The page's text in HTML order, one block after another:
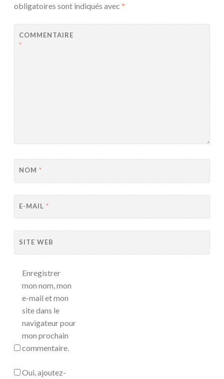
obligatoires sont indiqués avec *
COMMENTAIRE
*
NOM *
E-MAIL *
SITE WEB
Enregistrer
mon nom, mon
e-mail et mon
site dans le
navigateur pour
mon prochain
commentaire.
Oui, ajoutez-